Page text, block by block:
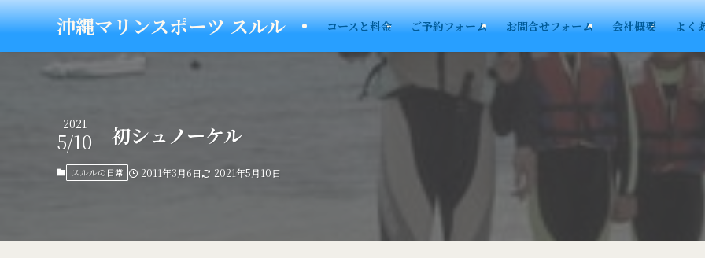
沖縄マリンスポーツ スルル コースと料金 ご予約フォーム お問合せフォーム 会社概要 よく
初シュノーケル
2021
5/10
スルルの日常 2011年3月6日 2021年5月10日